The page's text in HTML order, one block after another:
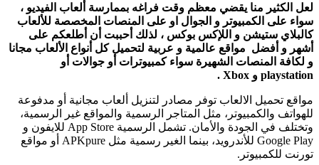
لعل الكثير منا يقضي معظم وقت فراغه بممارسة ألعاب الفيديو ،
سواء على الكمبيوتر و الجوال او على المنصات المخصصة للألعاب
كالبلاي ستيشن و اللإكس بوكس ، لذلك أحببت أن أطلعكم على
أشهر و أفضل مواقع عالمية و عربية لتحميل كل أنواع الألعاب مجانا
و لكافة المنصات الشهيرة سواء كمبيوترات أو جوالات أو
playstation و Xbox .
مواقع تحميل الالعاب توفر مصادر لتنزيل ألعاب مجانية أو مدفوعة
للهواتف والكمبيوتر، مثل المتاجر الرسمية والمواقع غير الرسمية،
وتختلف في الجودة والأمان. تشمل الرسمية App Store للايفون و
Google Play للأندرويد، بينما الغير رسمية مثل APKpure أو مواقع
تورنت للكمبيوتر.​